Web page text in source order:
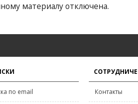
материалу отключена.
по email Контакты